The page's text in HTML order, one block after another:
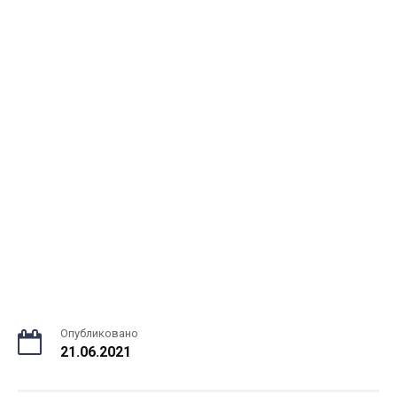
Опубликовано
21.06.2021